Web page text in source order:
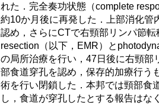
れた．完全奏功状態（complete
約10か月後に再発した．上部消化管
認め，さらにCTで右頸部リンパ節
resection（以下，EMR）と
の局所治療を行い，47日後に右頸部
部食道穿孔を認め，保存的加療行う
術を行い閉鎖した．本邦では頸部食
し，食道が穿孔したとする報告はな